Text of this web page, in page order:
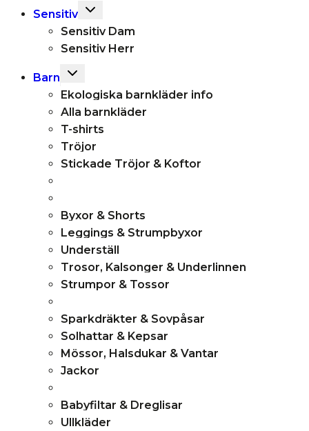
Sensitiv Toggle
child
menu
Sensitiv Dam
Sensitiv Herr
Barn
Toggle
menu
Ekologiska barnkläder info
Alla barnkläder
T-shirts
Tröjor
Stickade Tröjor & Koftor
Byxor & Shorts
Leggings & Strumpbyxor
Underställ
Trosor, Kalsonger & Underlinnen
Strumpor & Tossor
Sparkdräkter & Sovpåsar
Solhattar & Kepsar
Mössor, Halsdukar & Vantar
Jackor
Babyfiltar & Dreglisar
Ullkläder